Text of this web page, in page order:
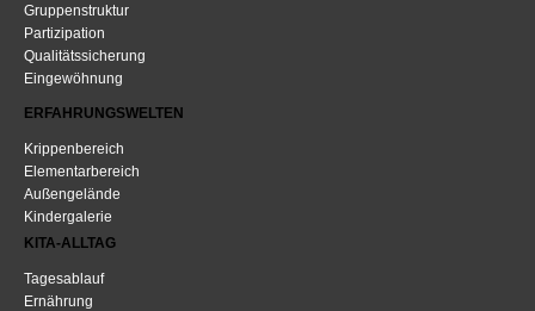
Gruppenstruktur
Partizipation
Qualitätssicherung
Eingewöhnung
ERFAHRUNGSWELTEN
Krippenbereich
Elementarbereich
Außengelände
Kindergalerie
KITA-ALLTAG
Tagesablauf
Ernährung